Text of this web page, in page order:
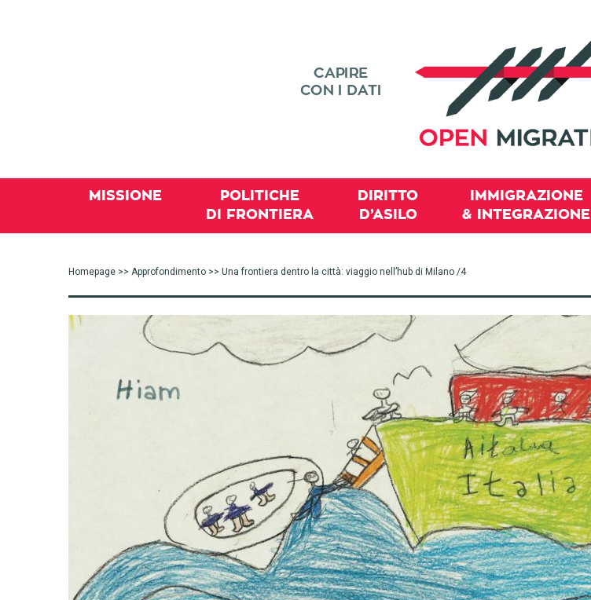
MISSIONE
POLITICHE
DI FRONTIERA
DIRITTO
D’ASILO
IMMIGRAZIONE
& INTEGRAZIONE
Homepage >> Approfondimento >> Una frontiera dentro la città: viaggio nell’hub di Milano /4